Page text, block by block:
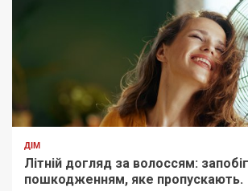
ДІМ
Літній догляд за волоссям:
пошкодженням, яке пропускають.